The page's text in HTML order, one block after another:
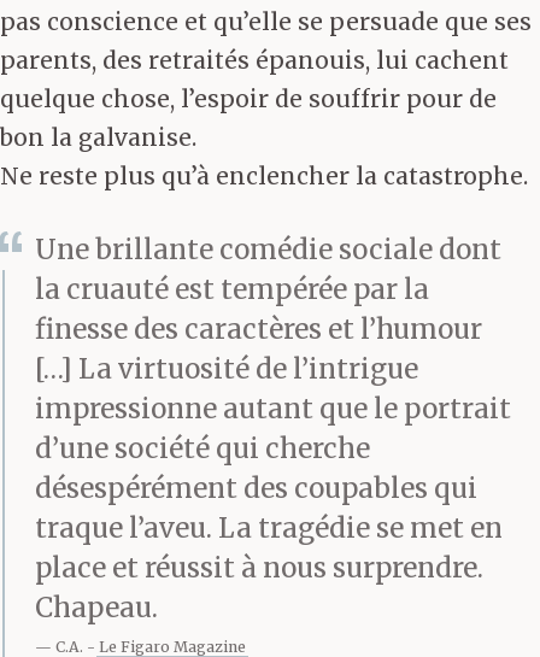
pas conscience et qu’elle se persuade que ses
parents, des retraités épanouis, lui cachent
quelque chose, l’espoir de souffrir pour de
bon la galvanise.
Ne reste plus qu’à enclencher la catastrophe.
Une brillante comédie sociale dont
la cruauté est tempérée par la
finesse des caractères et l’humour
[…] La virtuosité de l’intrigue
impressionne autant que le portrait
d’une société qui cherche
désespérément des coupables qui
traque l’aveu. La tragédie se met en
place et réussit à nous surprendre.
Chapeau.
C.A. Le Figaro Magazine